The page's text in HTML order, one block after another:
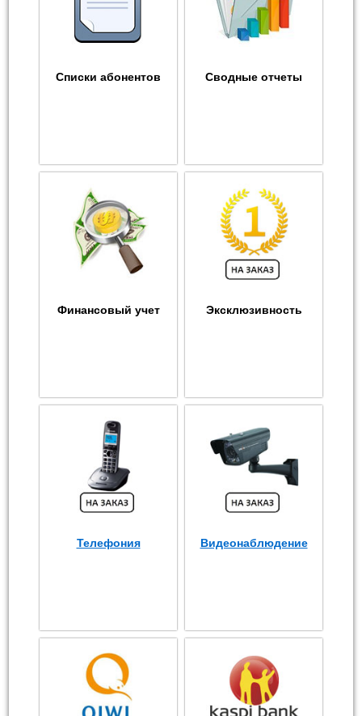
Списки абонентов Сводные отчеты
Финансовый учет Эксклюзивность
Телефония Видеонаблюдение